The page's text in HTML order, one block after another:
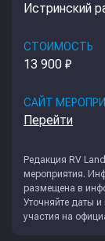
Истринский
СТОИМОСТЬ
13 900 ₽
САЙТ
Перейти
Редакция RV
мероприятия.
размещена в
Уточняйте даты
участия на